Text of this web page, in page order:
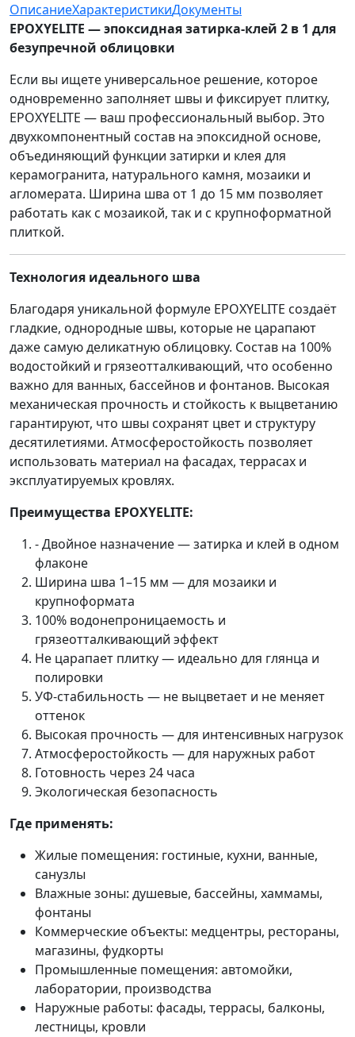
ОписаниеХарактеристикиДокументы
EPOXYELITE — эпоксидная затирка-клей 2 в 1 для
безупречной облицовки
Если вы ищете универсальное решение, которое
одновременно заполняет швы и фиксирует плитку,
EPOXYELITE — ваш профессиональный выбор. Это
двухкомпонентный состав на эпоксидной основе,
объединяющий функции затирки и клея для
керамогранита, натурального камня, мозаики и
агломерата. Ширина шва от 1 до 15 мм позволяет
работать как с мозаикой, так и с крупноформатной
плиткой.
Технология идеального шва
Благодаря уникальной формуле EPOXYELITE создаёт
гладкие, однородные швы, которые не царапают
даже самую деликатную облицовку. Состав на 100%
водостойкий и грязеотталкивающий, что особенно
важно для ванных, бассейнов и фонтанов. Высокая
механическая прочность и стойкость к выцветанию
гарантируют, что швы сохранят цвет и структуру
десятилетиями. Атмосферостойкость позволяет
использовать материал на фасадах, террасах и
эксплуатируемых кровлях.
Преимущества EPOXYELITE:
- Двойное назначение — затирка и клей в одном
флаконе
Ширина шва 1–15 мм — для мозаики и
крупноформата
100% водонепроницаемость и
грязеотталкивающий эффект
Не царапает плитку — идеально для глянца и
полировки
УФ-стабильность — не выцветает и не меняет
оттенок
Высокая прочность — для интенсивных нагрузок
Атмосферостойкость — для наружных работ
Готовность через 24 часа
Экологическая безопасность
Где применять:
Жилые помещения: гостиные, кухни, ванные,
санузлы
Влажные зоны: душевые, бассейны, хаммамы,
фонтаны
Коммерческие объекты: медцентры, рестораны,
магазины, фудкорты
Промышленные помещения: автомойки,
лаборатории, производства
Наружные работы: фасады, террасы, балконы,
лестницы, кровли